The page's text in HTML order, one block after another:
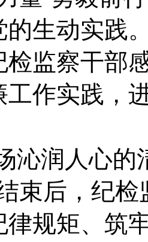
的生动实践
检监察干部
工作实践，
沁润人心
束后，纪
律规矩、筑